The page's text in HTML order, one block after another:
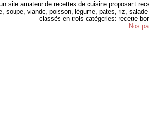
site amateur de recettes de cuisine proposant
soupe, viande, poisson, légume, pates, riz,
classés en trois catégories: recette
Nos